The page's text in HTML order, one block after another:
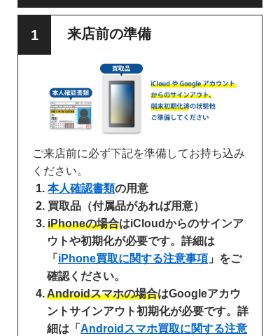
来店前の準備
ご来店前に必ず下記を準備してお持ち込み
ください。
本人確認書類の用意
買取品（付属品があれば用意）
iPhoneの場合はiCloudからのサインア
ウトや初期化が必要です。詳細は
「 iPhone買取に関する注意事項 」をご
確認ください。
Androidスマホの場合はGoogleアカウ
ントサインアウト初期化が必要です。詳
細は「 Androidスマホ買取に関する注意